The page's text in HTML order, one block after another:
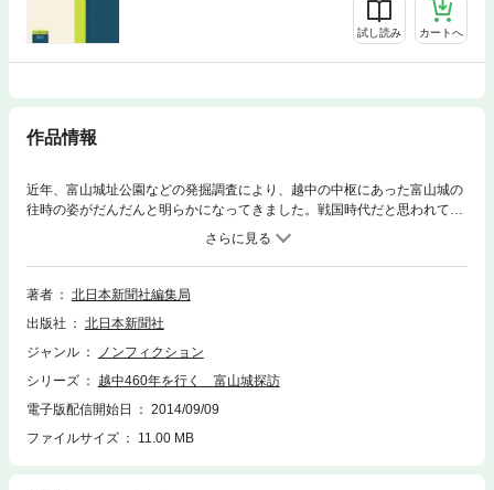
試し読み カートへ
作品情報
近年、富山城址公園などの発掘調査により、越中の中枢にあった富山城の
往時の姿がだんだんと明らかになってきました。戦国時代だと思われてい
た築城時期が、中世までさかのぼることなども分かりました。今に残る貴
重な図版や研究員の推理から、富山城の謎に迫ります。北日本新聞文化面
の人気連載を書籍化。お城ファンには必読の１冊です。北日本新聞社新書
シリーズ第１弾！
著者
北日本新聞社編集局
出版社
北日本新聞社
ジャンル
ノンフィクション
シリーズ
越中460年を行く 富山城探訪
電子版配信開始日
2014/09/09
ファイルサイズ
11.00 MB